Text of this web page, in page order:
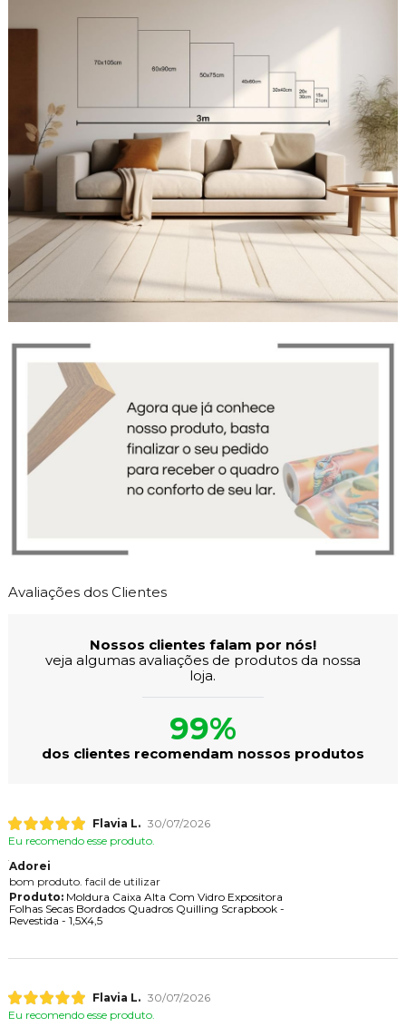
Avaliações dos Clientes
Nossos clientes falam por nós!
veja algumas avaliações de produtos da nossa
loja.
99%
dos clientes recomendam nossos produtos
Flavia L. 30/07/2026
Eu recomendo esse produto.
Adorei
bom produto. facil de utilizar
Produto:Moldura Caixa Alta Com Vidro Expositora
Folhas Secas Bordados Quadros Quilling Scrapbook -
Revestida - 1,5X4,5
Flavia L. 30/07/2026
Eu recomendo esse produto.